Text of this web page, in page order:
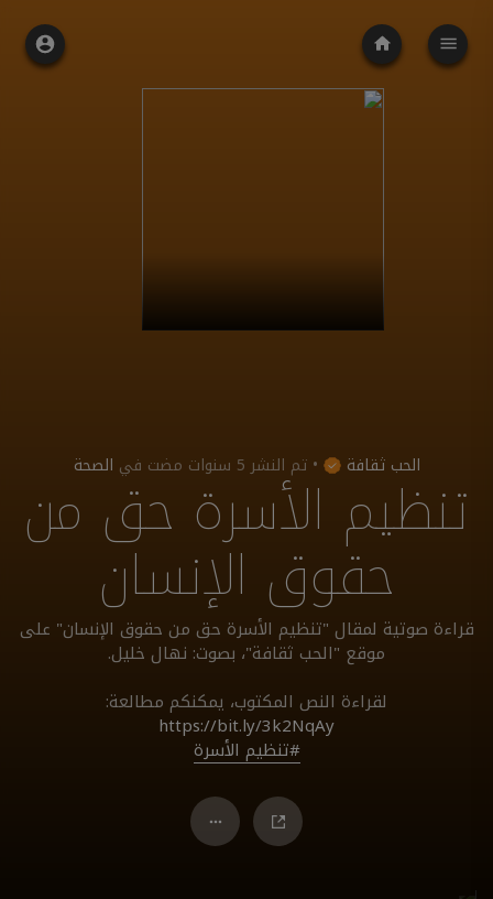
الحب ثقافة • تم النشر5 سنوات مضت في الصحة
تنظيم الأسرة حق من
حقوق الإنسان
قراءة صوتية لمقال "تنظيم الأسرة حق من حقوق الإنسان" على
موقع "الحب ثقافة"، بصوت: نهال خليل.
لقراءة النص المكتوب، يمكنكم مطالعة:
https://bit.ly/3k2NqAy
#تنظيم الأسرة